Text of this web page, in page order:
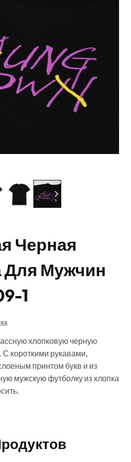
Черная
Для Мужчин
1
хлопковую черную
короткими рукавами,
принтом букв и из
мужскую футболку из хлопка